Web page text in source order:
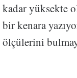
kadar yüksekte
bir kenara
ölçülerini